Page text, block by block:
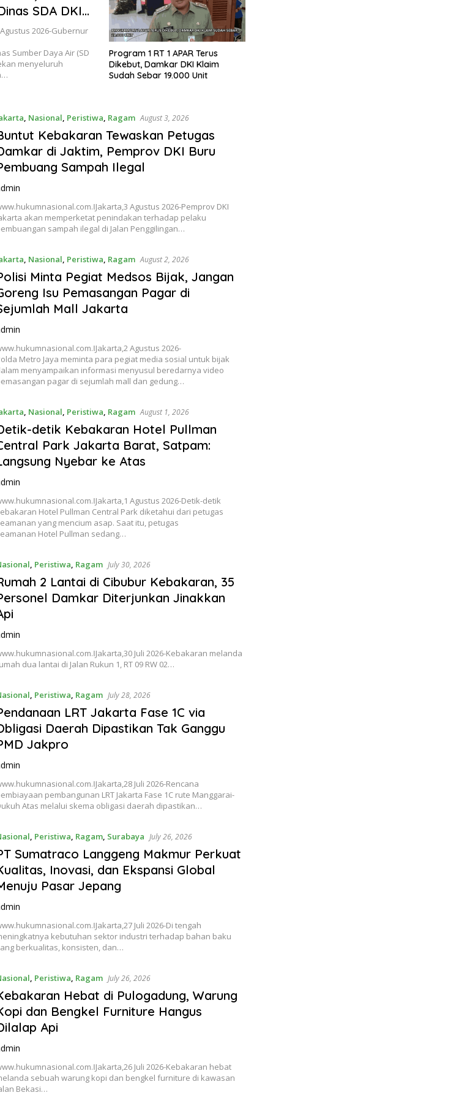
SDA DKI
2026-Gubernur
Sumber Daya Air (SD
menyeluruh
Program 1 RT 1 APAR Terus
Dikebut, Damkar DKI Klaim
Sudah Sebar 19.000 Unit
, Nasional, Peristiwa, Ragam August 3, 2026
Kebakaran Tewaskan Petugas
di Jaktim, Pemprov DKI Buru
Sampah Ilegal
Agustus 2026-Pemprov DKI
akan memperketat penindakan terhadap pelaku
sampah ilegal di Jalan Penggilingan…
, Nasional, Peristiwa, Ragam August 2, 2026
Minta Pegiat Medsos Bijak, Jangan
Isu Pemasangan Pagar di
Mall Jakarta
Agustus 2026-
Metro Jaya meminta para pegiat media sosial untuk bijak
menyampaikan informasi menyusul beredarnya video
pagar di sejumlah mall dan gedung…
, Nasional, Peristiwa, Ragam August 1, 2026
detik Kebakaran Hotel Pullman
Park Jakarta Barat, Satpam:
Nyebar ke Atas
Agustus 2026-Detik-detik
Hotel Pullman Central Park diketahui dari petugas
yang mencium asap. Saat itu, petugas
Hotel Pullman sedang…
, Peristiwa, Ragam July 30, 2026
2 Lantai di Cibubur Kebakaran, 35
Damkar Diterjunkan Jinakkan
Juli 2026-Kebakaran melanda
dua lantai di Jalan Rukun 1, RT 09 RW 02…
, Peristiwa, Ragam July 28, 2026
LRT Jakarta Fase 1C via
Daerah Dipastikan Tak Ganggu
Jakpro
Juli 2026-Rencana
pembangunan LRT Jakarta Fase 1C rute Manggarai-
Atas melalui skema obligasi daerah dipastikan…
, Peristiwa, Ragam, Surabaya July 26, 2026
Sumatraco Langgeng Makmur Perkuat
Inovasi, dan Ekspansi Global
Pasar Jepang
Juli 2026-Di tengah
kebutuhan sektor industri terhadap bahan baku
berkualitas, konsisten, dan…
, Peristiwa, Ragam July 26, 2026
Hebat di Pulogadung, Warung
dan Bengkel Furniture Hangus
Api
Juli 2026-Kebakaran hebat
sebuah warung kopi dan bengkel furniture di kawasan
Bekasi…